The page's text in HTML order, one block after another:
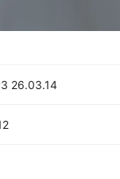
26.03.14